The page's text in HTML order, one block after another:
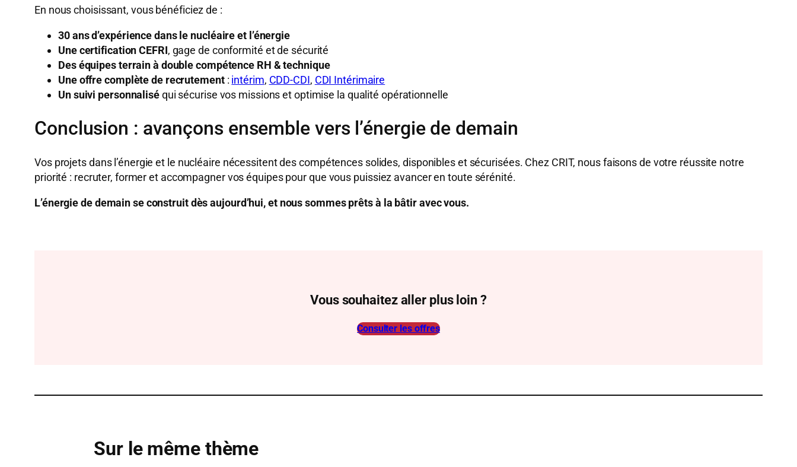
En nous choisissant, vous bénéficiez de :
30 ans d’expérience dans le nucléaire et l’énergie
Une certification CEFRI, gage de conformité et de sécurité
Des équipes terrain à double compétence RH & technique
Une offre complète de recrutement: intérim, CDD-CDI, CDI Intérimaire
Un suivi personnaliséqui sécurise vos missions et optimise la qualité opérationnelle
Conclusion : avançons ensemble vers l’énergie de demain
Vos projets dans l’énergie et le nucléaire nécessitent des compétences solides, disponibles et sécurisées. Chez CRIT, nous faisons de votre réussite notre
priorité : recruter, former et accompagner vos équipes pour que vous puissiez avancer en toute sérénité.
L’énergie de demain se construit dès aujourd’hui, et nous sommes prêts à la bâtir avec vous.
Vous souhaitez aller plus loin ?
Consulter les offres
Sur le même thème